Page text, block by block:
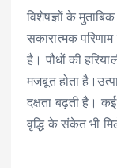
विशेषज्ञों के
सकारात्मक
है। पौधों की
मजबूत होता
दक्षता बढ़ती है।
वृद्धि के संकेत भी